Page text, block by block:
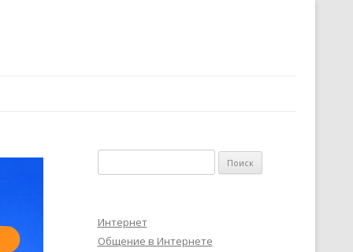
Интернет
Общение в Интернете